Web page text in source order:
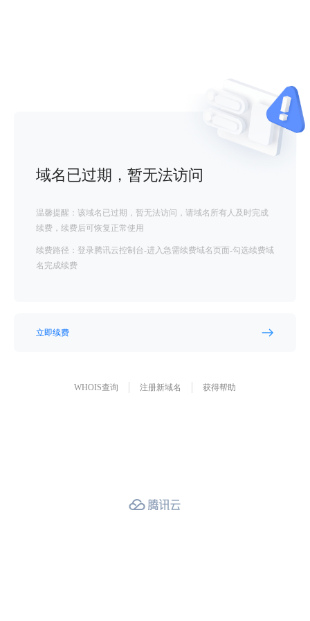
域名已过期，暂无法访问
温馨提醒：该域名已过期，暂无法访问，请域名所有人及时完成
续费，续费后可恢复正常使用
续费路径：登录腾讯云控制台-进入急需续费域名页面-勾选续费域
名完成续费
立即续费
WHOIS查询 注册新域名 获得帮助